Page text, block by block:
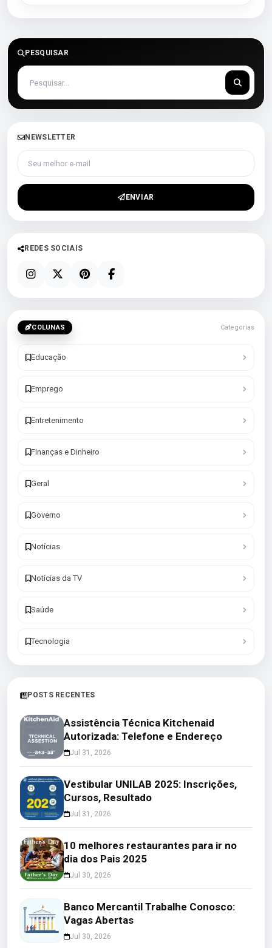
PESQUISAR
NEWSLETTER
Seu melhor e-mail
ENVIAR
REDES SOCIAIS
COLUNAS Categorias
Educação
Emprego
Entretenimento
Finanças e Dinheiro
Geral
Governo
Notícias
Notícias da TV
Saúde
Tecnologia
POSTS RECENTES
Assistência Técnica Kitchenaid
Autorizada: Telefone e Endereço
Jul 31, 2026
Vestibular UNILAB 2025: Inscrições,
Cursos, Resultado
Jul 31, 2026
10 melhores restaurantes para ir no
dia dos Pais 2025
Jul 30, 2026
Banco Mercantil Trabalhe Conosco:
Vagas Abertas
Jul 30, 2026